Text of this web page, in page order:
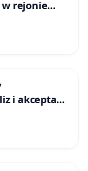
rejonie
i akceptacji